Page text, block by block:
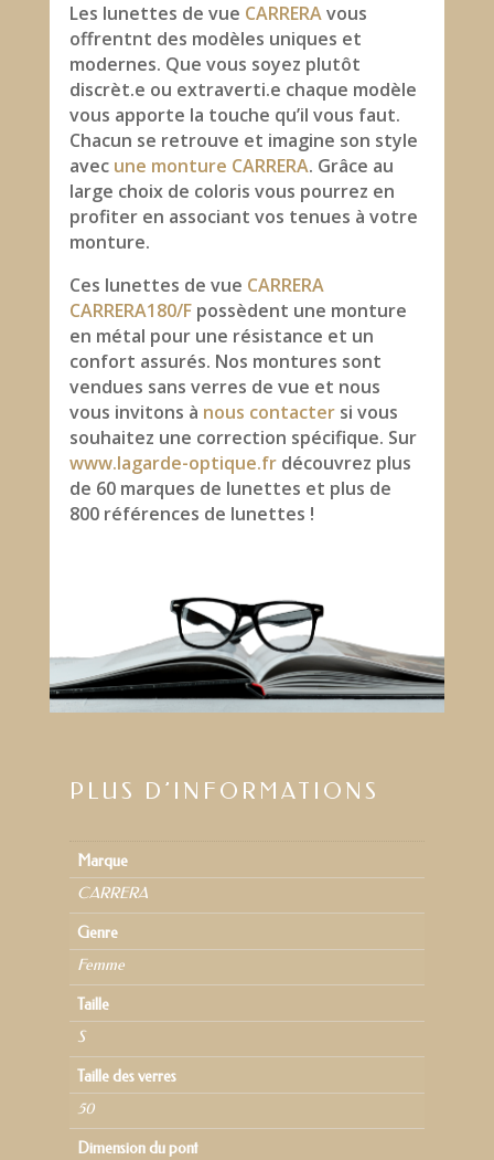
Les lunettes de vue CARRERAvous
offrentnt des modèles uniques et
modernes. Que vous soyez plutôt
discrèt.e ou extraverti.e chaque modèle
vous apporte la touche qu’il vous faut.
Chacun se retrouve et imagine son style
avec une monture CARRERA. Grâce au
large choix de coloris vous pourrez en
profiter en associant vos tenues à votre
monture.
Ces lunettes de vue CARRERA
CARRERA180/F possèdent une monture
en métal pour une résistance et un
confort assurés. Nos montures sont
vendues sans verres de vue et nous
vous invitons à nous contactersi vous
souhaitez une correction spécifique. Sur
www.lagarde-optique.frdécouvrez plus
de 60 marques de lunettes et plus de
800 références de lunettes !
PLUS D’INFORMATIONS
Marque
CARRERA
Genre
Femme
Taille
S
Taille des verres
50
Dimension du pont